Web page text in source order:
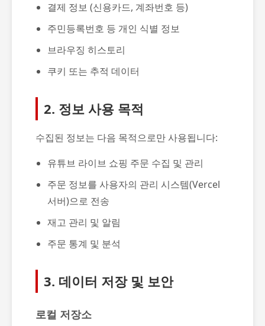
결제 정보 (신용카드, 계좌번호 등)
주민등록번호 등 개인 식별 정보
브라우징 히스토리
쿠키 또는 추적 데이터
2. 정보 사용 목적
수집된 정보는 다음 목적으로만 사용됩니다:
유튜브 라이브 쇼핑 주문 수집 및 관리
주문 정보를 사용자의 관리 시스템(Vercel
서버)으로 전송
재고 관리 및 알림
주문 통계 및 분석
3. 데이터 저장 및 보안
로컬 저장소